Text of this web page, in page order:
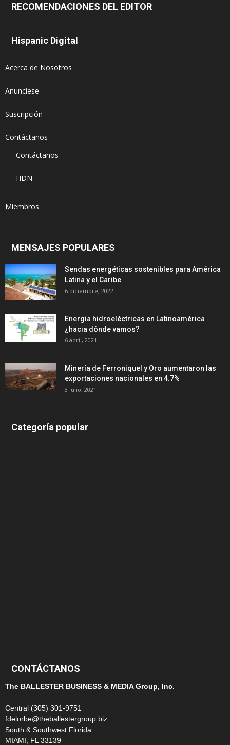
RECOMENDACIONES DEL EDITOR
Hispanic Digital
Acerca de Nosotros
Anunciese
Suscripción
Contáctanos
Contáctanos
HDN
Miembros
MENSAJES POPULARES
Sendas energéticas sostenibles para América
Latina y el Caribe
6 diciembre, 2022
Energia hidroeléctricas en Latinoamérica
¿hacia dónde vamos?
6 abril, 2021
Minería de Ferroniquel y Oro aumentaron las
exportaciones nacionales en 4.7%
8 julio, 2021
Categoría popular
CONTÁCTANOS
The BALLESTER BUSINESS & MEDIA Group, Inc.
Central (305) 301-9751
fdelorbe@theballestergroup.biz
South & Southwest Florida
MIAMI, FL 33139